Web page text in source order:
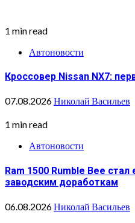
1 min read
Автоновости
Кроссовер Nissan NX7:
07.08.2026Николай Васильев
1 min read
Автоновости
Ram 1500 Rumble Bee
заводским доработкам
06.08.2026Николай Васильев